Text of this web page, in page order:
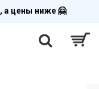
, а цены ниже 🤗